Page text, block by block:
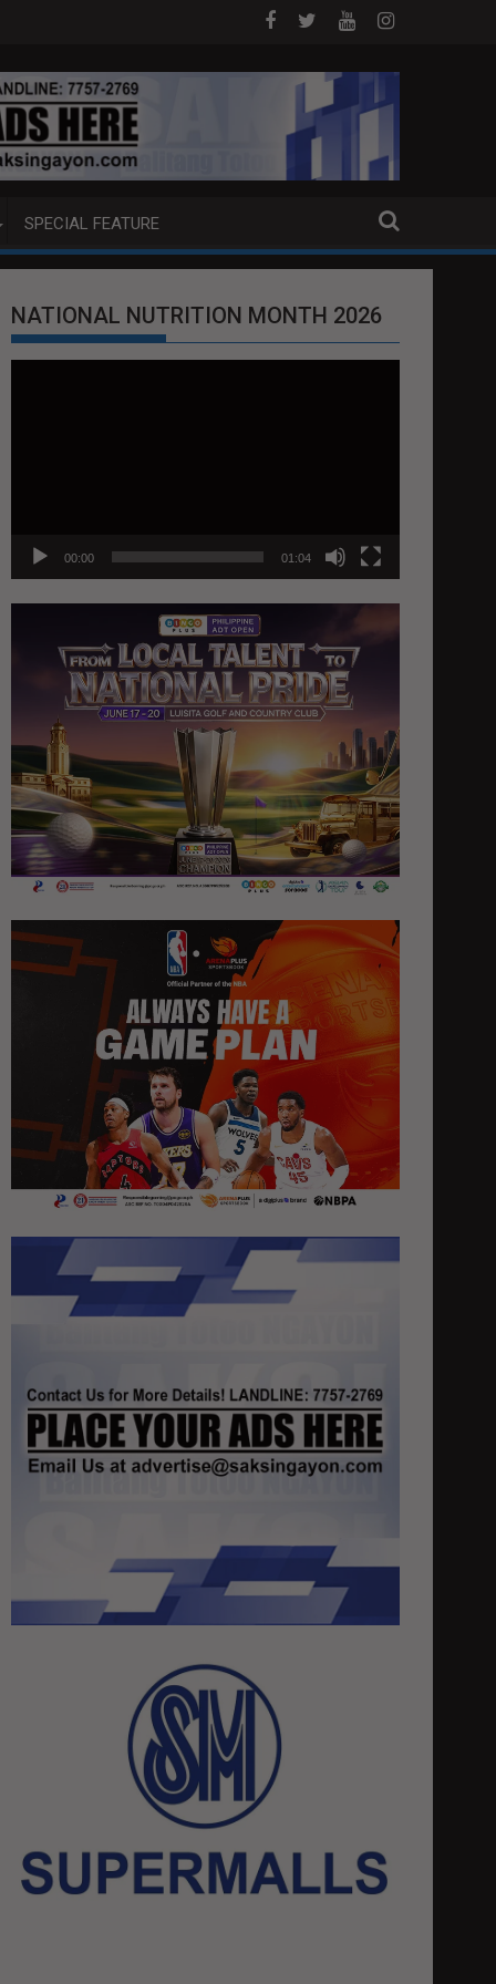
EXTRADITION REQUEST NG U.S. LABAN KAY QUIBOLOY
MAHIGIT P21-M HALAGANG SMUGGLED
SPECIAL FEATURE
NATIONAL NUTRITION MONTH 2026
00:00 01:04